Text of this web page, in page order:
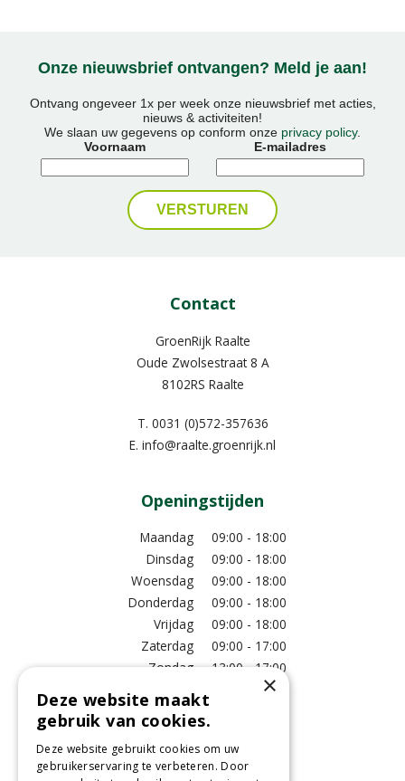
Onze nieuwsbrief ontvangen? Meld je aan!
Ontvang ongeveer 1x per week onze nieuwsbrief met acties,
nieuws & activiteiten!
We slaan uw gegevens op conform onze privacy policy.
Voornaam
E-mailadres
Contact
GroenRijk Raalte
Oude Zwolsestraat 8 A
8102RS Raalte
T. 0031 (0)572-357636
E. info@raalte.groenrijk.nl
Openingstijden
Maandag
09:00 - 18:00
Dinsdag
09:00 - 18:00
Woensdag
09:00 - 18:00
Donderdag
09:00 - 18:00
Vrijdag
09:00 - 18:00
Zaterdag
09:00 - 17:00
Zondag
13:00 - 17:00
Meer vestigingsinformatie >
Informatie
×
Deze website maakt
gebruik van cookies.
Deze website gebruikt cookies om uw
gebruikerservaring te verbeteren. Door